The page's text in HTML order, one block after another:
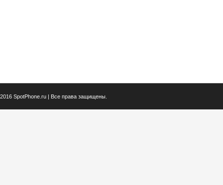
2016 SpotPhone.ru | Все права защищены.